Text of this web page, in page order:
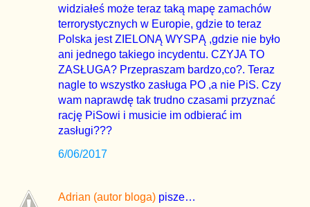
widziałeś może teraz taką mapę zamachów
terrorystycznych w Europie, gdzie to teraz
Polska jest ZIELONĄ WYSPĄ ,gdzie nie było
ani jednego takiego incydentu. CZYJA TO
ZASŁUGA? Przepraszam bardzo,co?. Teraz
nagle to wszystko zasługa PO ,a nie PiS. Czy
wam naprawdę tak trudno czasami przyznać
rację PiSowi i musicie im odbierać im
zasługi???
6/06/2017
Adrian (autor bloga) pisze…